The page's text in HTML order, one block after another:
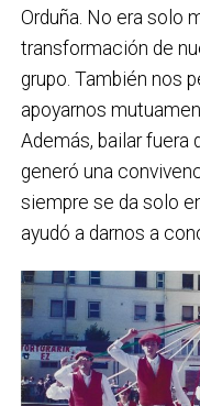
Orduña. No era solo
transformación de
grupo. También nos
apoyarnos
Además, bailar fuera
generó una
siempre se da solo
ayudó a darnos a